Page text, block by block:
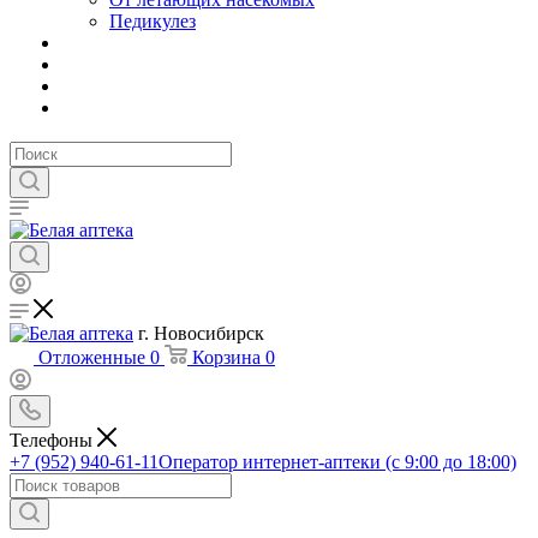
Педикулез
г. Новосибирск
Отложенные 0 Корзина 0
Телефоны
+7 (952) 940-61-11Оператор интернет-аптеки (с 9:00 до 18:00)